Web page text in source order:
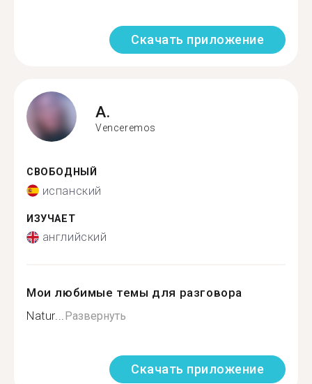
Скачать приложение
A.
Venceremos
СВОБОДНЫЙ
испанский
ИЗУЧАЕТ
английский
Мои любимые темы для разговора
Natur...Развернуть
Скачать приложение